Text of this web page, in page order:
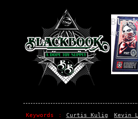
ART x
Keywords Curtis Kulig Kevin